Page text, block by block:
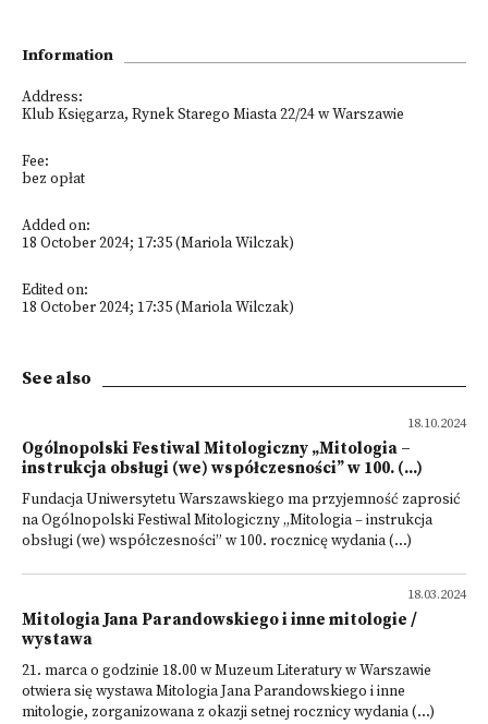
Information
Address:
Klub Księgarza, Rynek Starego Miasta 22/24 w Warszawie
Fee:
bez opłat
Added on:
18 October 2024; 17:35 (Mariola Wilczak)
Edited on:
18 October 2024; 17:35 (Mariola Wilczak)
See also
18.10.2024
Ogólnopolski Festiwal Mitologiczny „Mitologia –
instrukcja obsługi (we) współczesności” w 100. (...)
Fundacja Uniwersytetu Warszawskiego ma przyjemność zaprosić
na Ogólnopolski Festiwal Mitologiczny „Mitologia – instrukcja
obsługi (we) współczesności” w 100. rocznicę wydania (...)
18.03.2024
Mitologia Jana Parandowskiego i inne mitologie /
wystawa
21. marca o godzinie 18.00 w Muzeum Literatury w Warszawie
otwiera się wystawa Mitologia Jana Parandowskiego i inne
mitologie, zorganizowana z okazji setnej rocznicy wydania (...)